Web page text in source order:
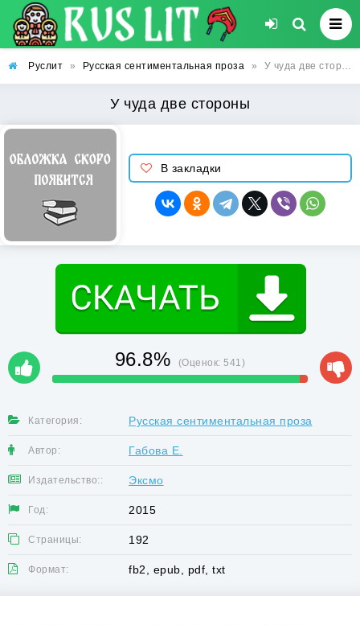
Руслит » Русская сентиментальная проза » У чуда две стороны
У чуда две стороны
В закладки
96.8% (Оценок:541)
Категория: Русская сентиментальная проза
Автор: Габова Е.
Издательство:: Эксмо
Год: 2015
Страницы: 192
Формат: fb2, epub, pdf, txt